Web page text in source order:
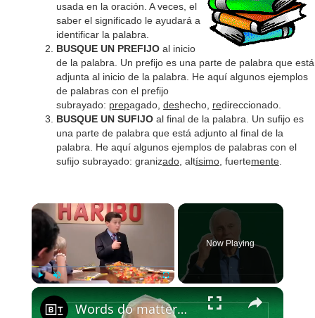
usada en la oración. A veces, el
saber el significado le ayudará a
identificar la palabra.
BUSQUE UN PREFIJO al inicio
de la palabra. Un prefijo es una parte de palabra que está
adjunta al inicio de la palabra. He aquí algunos ejemplos
de palabras con el prefijo
subrayado: prepagado, deshecho, redireccionado.
BUSQUE UN SUFIJO al final de la palabra. Un sufijo es
una parte de palabra que está adjunto al final de la
palabra. He aquí algunos ejemplos de palabras con el
sufijo subrayado: granizado , altísimo , fuertemente
Now Playing
Words do matter—and you might be using them all wrong